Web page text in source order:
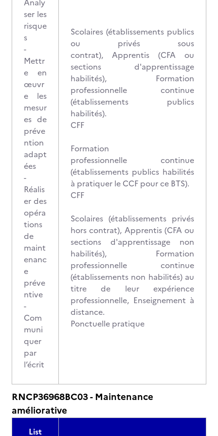
Analy
ser les
risque
s
-
Mettr
e en
œuvr
e les
mesur
es de
préve
ntion
adapt
ées
-
Réalis
er des
opéra
tions
de
maint
enanc
e
préve
ntive
-
Com
muni
quer
par
l’écrit
Scolaires (établissements publics
ou privés sous
contrat), Apprentis (CFA ou
sections d'apprentissage
habilités), Formation
professionnelle continue
(établissements publics
habilités).
CFF
Formation
professionnelle continue
(établissements publics habilités
à pratiquer le CCF pour ce BTS).
CFF
Scolaires (établissements privés
hors contrat), Apprentis (CFA ou
sections d'apprentissage non
habilités), Formation
professionnelle continue
(établissements non habilités) au
titre de leur expérience
professionnelle, Enseignement à
distance.
Ponctuelle pratique
RNCP36968BC03 - Maintenance
améliorative
List